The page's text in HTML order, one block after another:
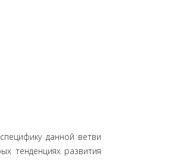
данной ветви
тенденциях развития